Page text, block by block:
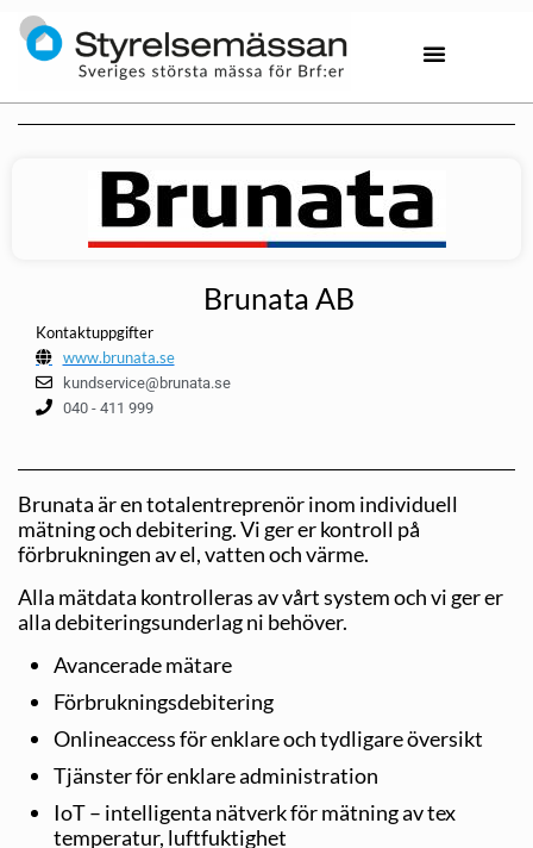
Brunata AB
Kontaktuppgifter
www.brunata.se
kundservice@brunata.se
040 - 411 999
Brunata är en totalentreprenör inom individuell
mätning och debitering. Vi ger er kontroll på
förbrukningen av el, vatten och värme.
Alla mätdata kontrolleras av vårt system och vi ger er
alla debiteringsunderlag ni behöver.
Avancerade mätare
Förbrukningsdebitering
Onlineaccess för enklare och tydligare översikt
Tjänster för enklare administration
IoT – intelligenta nätverk för mätning av tex
temperatur, luftfuktighet